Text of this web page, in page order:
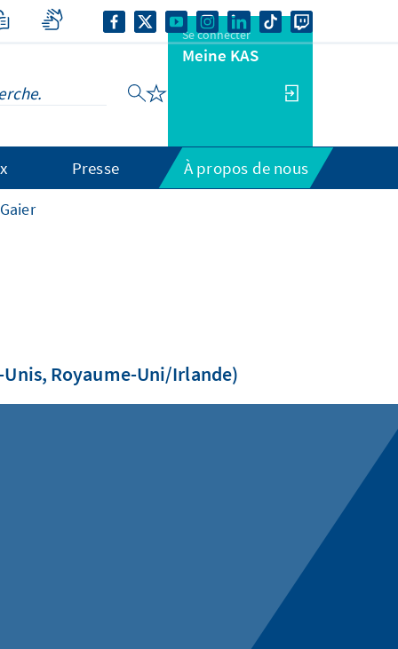
Se connecter
Meine KAS
Presse À propos de nous
Royaume-Uni/Irlande)